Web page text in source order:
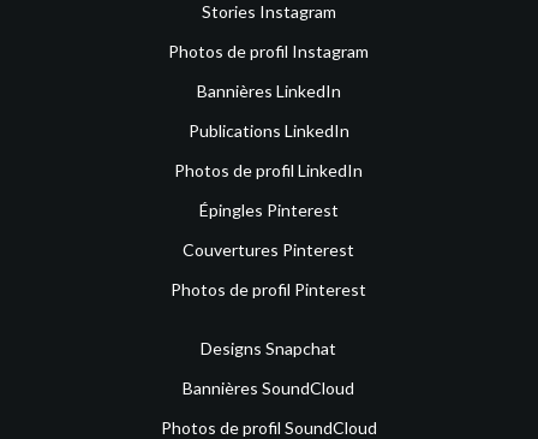
Stories Instagram
Photos de profil Instagram
Bannières LinkedIn
Publications LinkedIn
Photos de profil LinkedIn
Épingles Pinterest
Couvertures Pinterest
Photos de profil Pinterest
Designs Snapchat
Bannières SoundCloud
Photos de profil SoundCloud